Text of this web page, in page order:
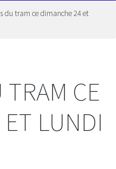
du tram ce dimanche 24 et
CE
LUNDI